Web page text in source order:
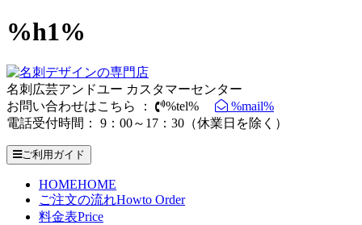
%h1%
名刺広芸アンドユー カスタマーセンター
お問い合わせはこちら ：
%tel%
%mail%
電話受付時間： 9：00～17：30（休業日を除く）
ご利用ガイド
HOMEHOME
ご注文の流れHowto Order
料金表Price